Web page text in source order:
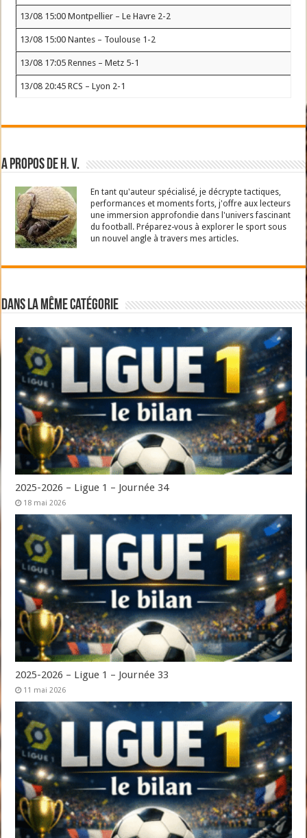
13/08 15:00 Montpellier – Le Havre 2-2
13/08 15:00 Nantes – Toulouse 1-2
13/08 17:05 Rennes – Metz 5-1
13/08 20:45 RCS – Lyon 2-1
A propos de H. V.
En tant qu'auteur spécialisé, je décrypte tactiques,
performances et moments forts, j'offre aux lecteurs
une immersion approfondie dans l'univers fascinant
du football. Préparez-vous à explorer le sport sous
un nouvel angle à travers mes articles.
Dans la même catégorie
2025-2026 – Ligue 1 – Journée 34
18 mai 2026
2025-2026 – Ligue 1 – Journée 33
11 mai 2026